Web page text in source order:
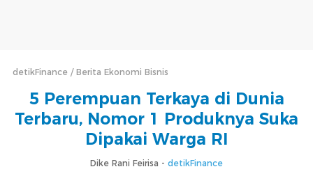
detikFinance Berita Ekonomi Bisnis
5 Perempuan Terkaya di Dunia
Terbaru, Nomor 1 Produknya Suka
Dipakai Warga RI
Dike Rani Feirisa - detikFinance